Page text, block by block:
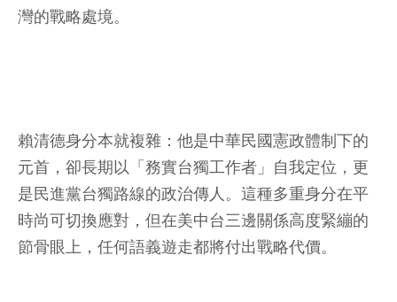
灣的戰略處境。
賴清德身分本就複雜：他是中華民國憲政體制下的
元首，卻長期以「務實台獨工作者」自我定位，更
是民進黨台獨路線的政治傳人。這種多重身分在平
時尚可切換應對，但在美中台三邊關係高度緊繃的
節骨眼上，任何語義遊走都將付出戰略代價。